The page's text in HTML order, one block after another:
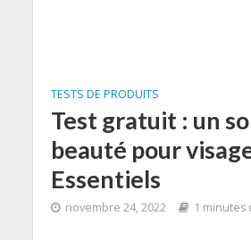
TESTS DE PRODUITS
Test gratuit : un
beauté pour
Essentiels
novembre 24, 2022 1 minutes